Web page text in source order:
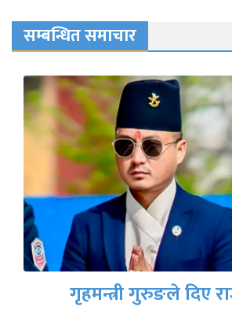
सम्बन्धित समाचार
गृहमन्त्री गुरुङले दिए